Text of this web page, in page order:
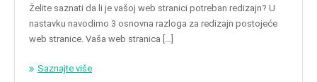
Želite saznati da li je vašoj web stranici potreban redizajn? U
nastavku navodimo 3 osnovna razloga za redizajn postojeće
web stranice. Vaša web stranica […]
Saznajte više